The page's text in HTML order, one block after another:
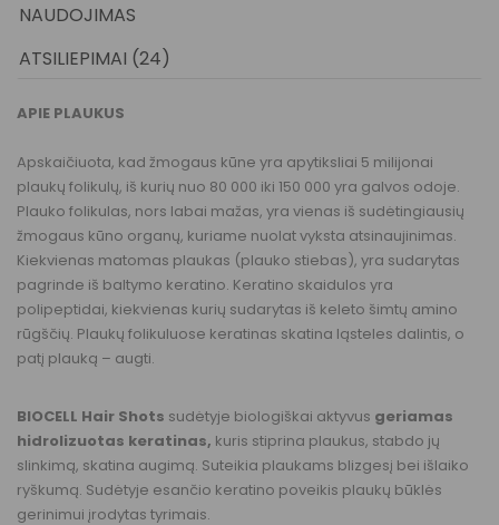
NAUDOJIMAS
ATSILIEPIMAI (24)
APIE PLAUKUS
Apskaičiuota, kad žmogaus kūne yra apytiksliai 5 milijonai
plaukų folikulų, iš kurių nuo 80 000 iki 150 000 yra galvos odoje.
Plauko folikulas, nors labai mažas, yra vienas iš sudėtingiausių
žmogaus kūno organų, kuriame nuolat vyksta atsinaujinimas.
Kiekvienas matomas plaukas (plauko stiebas), yra sudarytas
pagrinde iš baltymo keratino. Keratino skaidulos yra
polipeptidai, kiekvienas kurių sudarytas iš keleto šimtų amino
rūgščių. Plaukų folikuluose keratinas skatina ląsteles dalintis, o
patį plauką – augti.
BIOCELL Hair Shots sudėtyje biologiškai aktyvus geriamas
hidrolizuotas keratinas, kuris stiprina plaukus, stabdo jų
slinkimą, skatina augimą. Suteikia plaukams blizgesį bei išlaiko
ryškumą. Sudėtyje esančio keratino poveikis plaukų būklės
gerinimui įrodytas tyrimais.